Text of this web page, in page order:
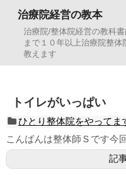
治療院経営の教本
治療院/整体院経営の教科
まで１０年以上治療院整
教えます
トイレがいっぱい
ひとり整体院をやってま
こんばんは整体師Ｓです今
記